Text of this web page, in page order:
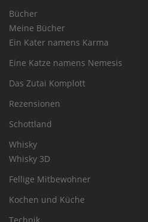
Bücher
Meine Bücher
Ein Kater namens Karma
Eine Katze namens Nemesis
Das Zutai Komplott
Rezensionen
Schottland
Whisky
Whisky 3D
Fellige Mitbewohner
Kochen und Küche